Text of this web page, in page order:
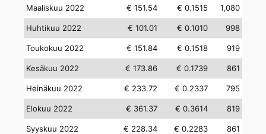
Maaliskuu 2022 € 151.54 € 0.1515 1,080
Huhtikuu 2022 € 101.01 € 0.1010 998
Toukokuu 2022 € 151.84 € 0.1518 919
Kesäkuu 2022 € 173.86 € 0.1739 861
Heinäkuu 2022 € 233.72 € 0.2337 795
Elokuu 2022 € 361.37 € 0.3614 819
Syyskuu 2022 € 228.34 € 0.2283 861